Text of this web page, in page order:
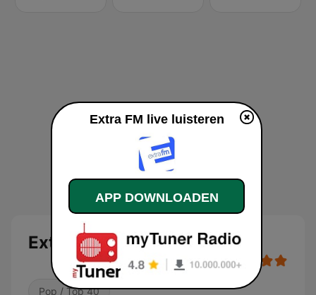
Extra FM
Pop / Top 40
Extra FM live luisteren
APP DOWNLOADEN